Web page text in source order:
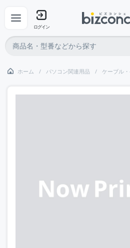
ログイン
ホーム パソコン関連用品 ケーブル